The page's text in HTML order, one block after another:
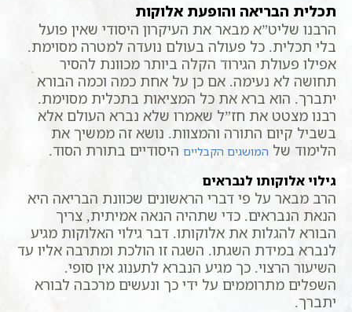
תכלית הבריאה והופעת אלוקות
הרבנו שליט”א מבאר את העיקרון היסודי שאין פועל
בלי תכלית. כל פעולה בעולם נועדה למטרה מסוימת.
אפילו פעולת הגירוד הקלה ביותר מכוונת להסיר
תחושה לא נעימה. אם כן על אחת כמה וכמה הבורא
יתברך. הוא ברא את כל המציאות בתכלית מסוימת.
רבנו מצטט את חז”ל שאמרו שלא נברא העולם אלא
בשביל קיום התורה והמצוות. נושא זה ממשיך את
הלימוד של המושגים הקבליים היסודיים בתורת הסוד.
גילוי אלוקותו לנבראים
הרב מבאר על פי דברי הראשונים שכוונת הבריאה היא
הנאת הנבראים. כדי שתהיה הנאה אמיתית, צריך
הבורא להגלות את אלוקותו. דבר גילוי האלוקות מגיע
לנברא במידת השגתו. השגה זו הולכת ומתרבה אליו עד
השיעור הרצוי. כך מגיע הנברא לתענוג אין סופי.
השפלים מתרוממים על ידי כך ונעשים מרכבה לבורא
יתברך.